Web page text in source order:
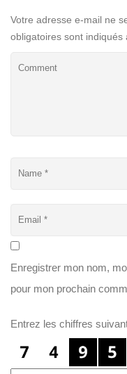
Votre adresse e-mail ne
obligatoires sont indiqués
Enregistrer mon nom,
pour mon prochain
Entrez les chiffres